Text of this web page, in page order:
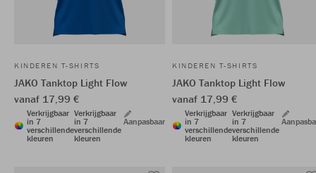
KINDEREN T-SHIRTS
JAKO Tanktop Light Flow
vanaf 17,99 €
Verkrijgbaar
in 7
verschillende
kleuren
Verkrijgbaar
in 7
verschillende
kleuren
Aanpasbaar
KINDEREN T-SHIRTS
JAKO Tanktop Light Flow
vanaf 17,99 €
Verkrijgbaar
in 7
verschillende
kleuren
Verkrijgbaar
in 7
verschillende
kleuren